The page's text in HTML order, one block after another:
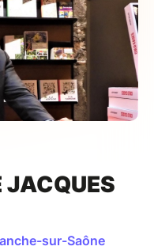
JACQUES
sur-Saône